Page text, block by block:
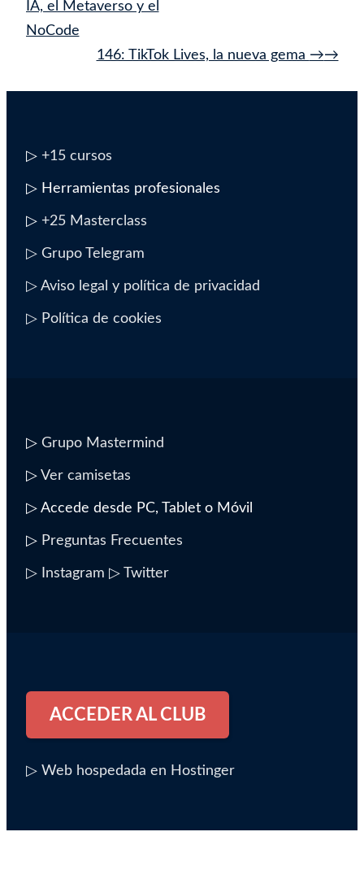
de
entrada
IA, el Metaverso y el
NoCode
146: TikTok Lives, la nueva gema
→
▷ +15 cursos
▷ Herramientas profesionales
▷ +25 Masterclass
▷ Grupo Telegram
▷ Aviso legal y política de privacidad
▷ Política de cookies
▷ Grupo Mastermind
▷ Ver camisetas
▷ Accede desde PC, Tablet o Móvil
▷ Preguntas Frecuentes
▷ Instagram ▷ Twitter
ACCEDER AL CLUB
▷ Web hospedada en Hostinger